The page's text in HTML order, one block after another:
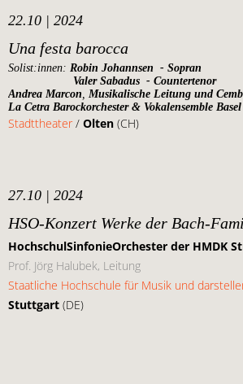
22.10 | 2024
Una festa barocca
Solist:innen: Robin Johannsen - Sopran
Valer Sabadus - Countertenor
Andrea Marcon, Musikalische Leitung und
La Cetra Barockorchester & Vokalensemble Basel
Stadttheater/ Olten (CH)
27.10 | 2024
HSO-Konzert Werke der Bach-
HochschulSinfonieOrchester der HMDK
Prof. Jörg Halubek, Leitung
Staatliche Hochschule für Musik und
Stuttgart (DE)